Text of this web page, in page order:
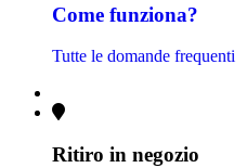
Come funziona?
Tutte le domande frequenti
Ritiro in negozio